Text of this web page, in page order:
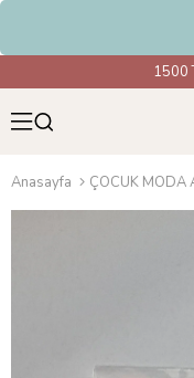
1500
Anasayfa ÇOCUK MODA